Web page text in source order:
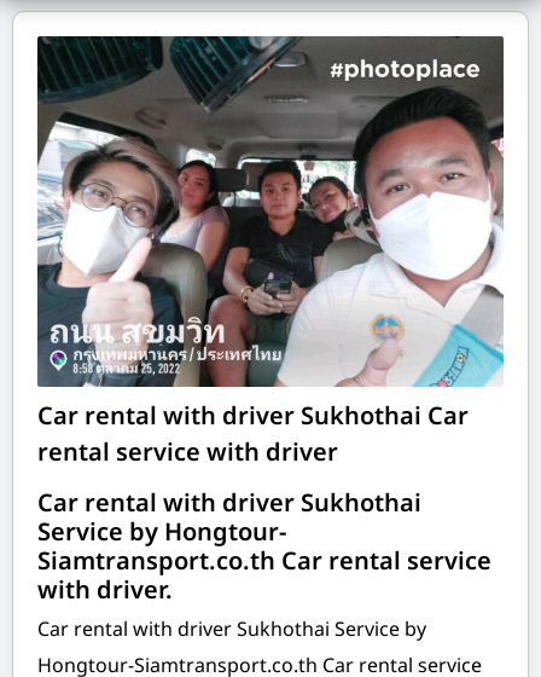
Car rental with driver Sukhothai Car
rental service with driver
Car rental with driver Sukhothai
Service by Hongtour-
Siamtransport.co.th Car rental service
with driver.
Car rental with driver Sukhothai Service by
Hongtour-Siamtransport.co.th Car rental service